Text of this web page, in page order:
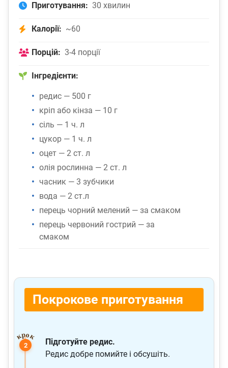
Приготування: 30 хвилин
Калорії: ~60
Порцій: 3-4 порції
Інгредієнти:
редис — 500 г
кріп або кінза — 10 г
сіль — 1 ч. л
цукор — 1 ч. л
оцет — 2 ст. л
олія рослинна — 2 ст. л
часник — 3 зубчики
вода — 2 ст.л
перець чорний мелений — за смаком
перець червоний гострий — за
смаком
Покрокове приготування
Підготуйте редис.
Редис добре помийте і обсушіть.